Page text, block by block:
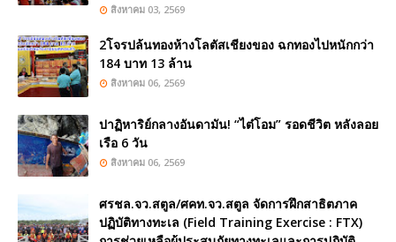
สิงหาคม 03, 2569
2โจรปล้นทองห้างโลตัสเชียงของ ฉกทองไปหนักกว่า
184 บาท 13 ล้าน
สิงหาคม 06, 2569
ปาฏิหาริย์กลางอันดามัน! “ไต๋โอม” รอดชีวิต หลังลอย
เรือ 6 วัน
สิงหาคม 06, 2569
ศรชล.จว.สตูล/ศคท.จว.สตูล จัดการฝึกสาธิตภาค
ปฏิบัติทางทะเล (Field Training Exercise : FTX)